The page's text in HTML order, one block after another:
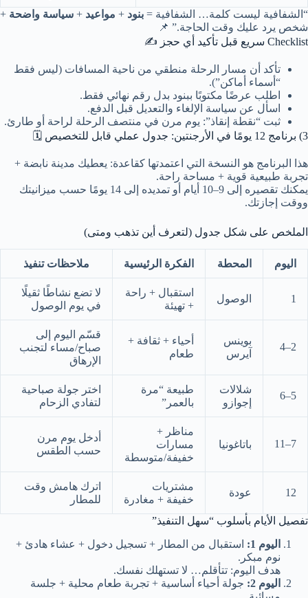
“الشفافية ليست كلمة… الشفافية = بنود + مواعيد + سياسة واضحة +
شخص يرد عليك وقت الحاجة.” 📌
Checklist سريع قبل تأكيد أي حجز ✍️
تأكد أن مسار الرحلة منطقي من ناحية المسافات (ليس فقط
“أسماء أماكن”).
اطلب عرضًا مكتوبًا ببنود بدل رقم نهائي فقط.
اسأل عن سياسة الإلغاء والتعديل قبل الدفع.
ثبت “نقطة إنقاذ”: يوم مرن في منتصف الرحلة لراحة أو طارئ.
3) برنامج 12 يومًا في الأرجنتين: جدول عملي قابل للتخصيص 🗓️
هذا البرنامج هو النسخة التي اعتمدتها كقاعدة: يعطيك مدينة نابضة +
تجربة طبيعية قوية + مساحة راحة.
يمكنك تقصيره إلى 9–10 أيام أو تمديده إلى 14 يومًا حسب ميزانيتك
ووقت إجازتك.
الملخص على شكل جدول (لتعرف أين تذهب ومتى)
اليوم المحطة الفكرة الرئيسية ملاحظات تنفيذ
1 الوصول
استقبال + راحة
+ تهيئة
لا تضع نشاطًا ثقيلًا
في يوم الوصول
2–4
بوينس
آيرس
أحياء + ثقافة +
طعام
قسّم اليوم إلى
صباح/مساء لتجنب
الإرهاق
5–6
شلالات
إجوازو
طبيعة “مرة
بالعمر”
اختر جولة صباحية
لتفادي الزحام
7–11 باتاغونيا
مناظر +
مسارات
خفيفة/متوسطة
أدخل يوم مرن
حسب الطقس
12 عودة
مشتريات
خفيفة + مغادرة
اترك هامش وقت
للمطار
تفصيل الأيام بأسلوب “سهل التنفيذ”
اليوم 1:
استقبال من المطار + تسجيل دخول + عشاء هادئ +
نوم مبكر.
هدف اليوم: تتأقلم… لا تستهلك نفسك.
اليوم 2:
جولة أحياء أساسية + تجربة طعام محلية + جلسة